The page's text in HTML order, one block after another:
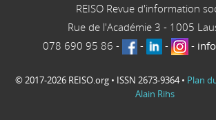
REISO Revue d'information
Rue de l'Académie 3 - 1005
078 690 95 86 - - - -
© 2017-2026 REISO.org • ISSN 2673-9364 • Plan
Alain Rihs